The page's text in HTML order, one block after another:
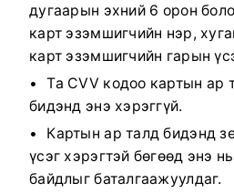
дугаарын эхний 6 орон
карт эзэмшигчийн нэр,
карт эзэмшигчийн гарын
Та CVV кодоо картын ар
бидэнд энэ хэрэггүй.
Картын ар талд бидэнд
үсэг хэрэгтэй бөгөөд энэ
байдлыг баталгаажуулдаг.